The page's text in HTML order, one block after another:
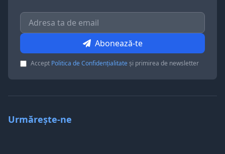
Abonează-te
Accept Politica de Confidențialitateși primirea de newsletter
Urmărește-ne